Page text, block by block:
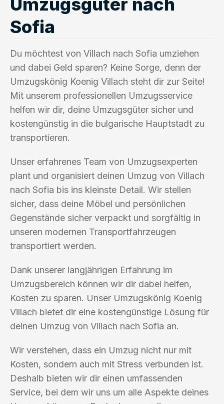
Sofia
Du möchtest von Villach nach Sofia umziehen
und dabei Geld sparen? Keine Sorge, denn der
Umzugskönig Koenig Villach steht dir zur Seite!
Mit unserem professionellen Umzugsservice
helfen wir dir, deine Umzugsgüter sicher und
kostengünstig in die bulgarische Hauptstadt zu
transportieren.
Unser erfahrenes Team von Umzugsexperten
plant und organisiert deinen Umzug von Villach
nach Sofia bis ins kleinste Detail. Wir stellen
sicher, dass deine Möbel und persönlichen
Gegenstände sicher verpackt und sorgfältig in
unseren modernen Transportfahrzeugen
transportiert werden.
Dank unserer langjährigen Erfahrung im
Umzugsbereich können wir dir dabei helfen,
Kosten zu sparen. Unser Umzugskönig Koenig
Villach bietet dir eine kostengünstige Lösung für
deinen Umzug von Villach nach Sofia an.
Wir verstehen, dass ein Umzug nicht nur mit
Kosten, sondern auch mit Stress verbunden ist.
Deshalb bieten wir dir einen umfassenden
Service, bei dem wir uns um alle Aspekte deines